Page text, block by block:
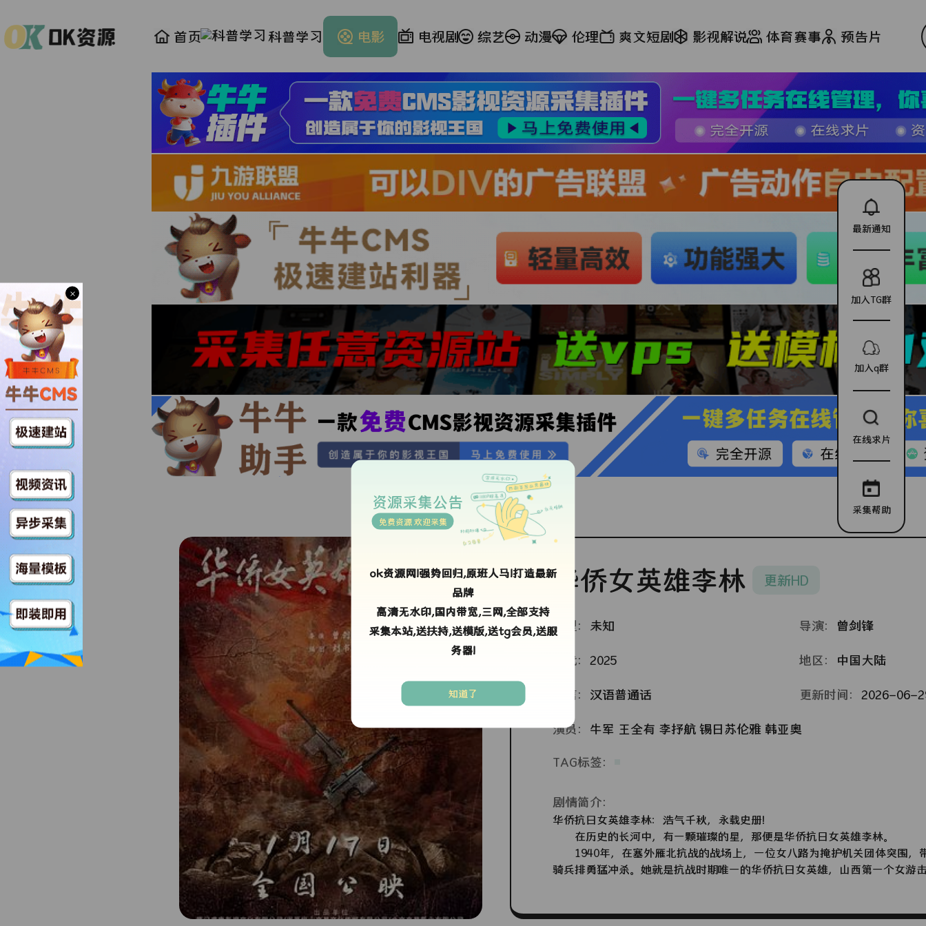
首页 科普学习 电影 电视剧 综艺 动漫 伦理 爽文短剧 影视解说 体育赛事 预告片
华侨女英雄李林 更新HD
类型： 未知 导演： 曾剑锋
年代： 2025 地区： 中国大陆
语言： 汉语普通话 更新时间： 2026-06-
演员： 牛军 王全有 李抒航 锡日苏伦雅 韩亚奥
TAG标签：
剧情简介：
华侨抗日女英雄李林：浩气千秋，永载史册！
在历史的长河中，有一颗璀璨的星，那便是华侨抗日女英雄李林。
1940年，在塞外雁北抗战的战场上，一位女八路为掩护机关团体突围，
骑兵排勇猛冲杀。她就是抗战时期唯一的华侨抗日女英雄，山西第一个女游
国后求学历程中为了爱国与腐朽政府的抗争，还有慈母的殷殷嘱托仿佛历历
最新通知
加入TG群
加入q群
在线求片
采集帮助
资源采集公告
免费资源 欢迎采集
ok资源网!强势回归,原班人马!打造最新
品牌
高清无水印,国内带宽,三网,全部支持
采集本站,送扶持,送模版,送tg会员,送服
务器!
知道了
×